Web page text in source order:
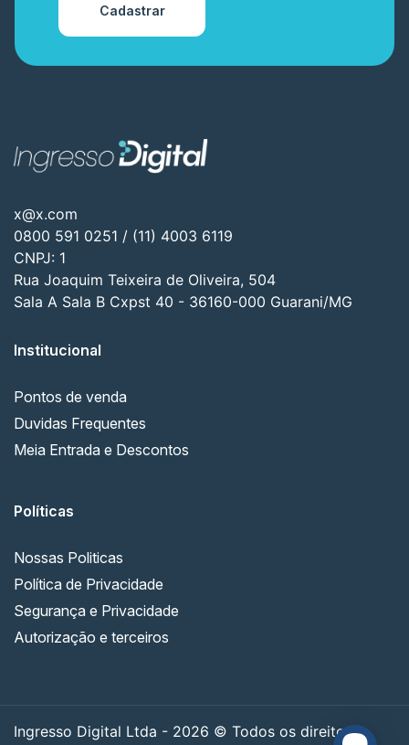
Cadastrar
x@x.com
0800 591 0251 / (11) 4003 6119
CNPJ: 1
Rua Joaquim Teixeira de Oliveira, 504
Sala A Sala B Cxpst 40 - 36160-000 Guarani/MG
Institucional
Pontos de venda
Duvidas Frequentes
Meia Entrada e Descontos
Políticas
Nossas Politicas
Política de Privacidade
Segurança e Privacidade
Autorização e terceiros
Ingresso Digital Ltda - 2026 © Todos os direitos